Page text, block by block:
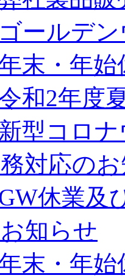
ゴールデ
末・年
和2年度
新型コロ
対応の
休業及
知らせ
末・年